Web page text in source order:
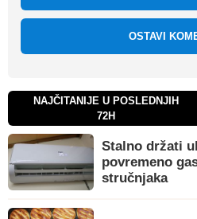
OSTAVI
NAJČITANIJE U POSLEDNJIH
72H
Stalno držati
povremeno
stručnjaka